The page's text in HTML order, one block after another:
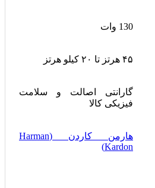
130 وات
۴۵ هرتز تا ۲۰ کیلو هرتز
گارانتی اصالت و سلامت
فیزیکی کالا
هارمن کاردن (Harman
Kardon)